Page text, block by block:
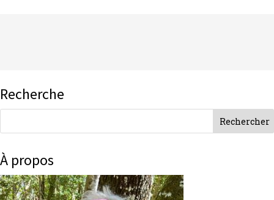
Recherche
À propos